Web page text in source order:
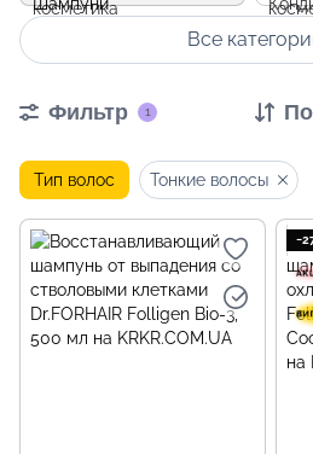
Все
Фильтр 1
Тип волос Тонкие волосы